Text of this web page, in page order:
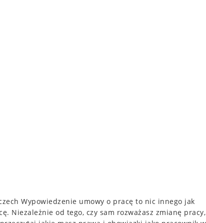
Wypowiedzenie umowy o pracę to nic innego jak
Niezależnie od tego, czy sam rozważasz zmianę